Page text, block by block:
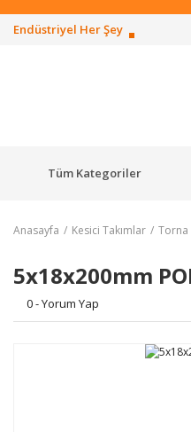
Endüstriyel Her Şey
Tüm Kategoriler
Anasayfa Kesici Takımlar Torna
5x18x200mm
0 - Yorum Yap